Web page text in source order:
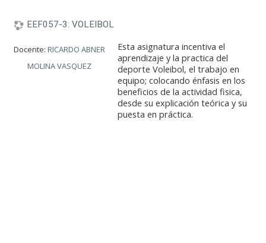
EEF057-3: VOLEIBOL
Esta asignatura incentiva el
aprendizaje y la practica del
deporte Voleibol, el trabajo en
equipo; colocando énfasis en los
beneficios de la actividad fisica,
desde su explicación teórica y su
puesta en práctica.
Docente:RICARDO ABNER
MOLINA VASQUEZ